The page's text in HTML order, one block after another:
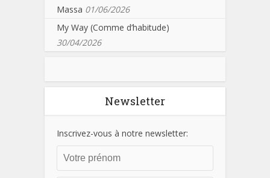
Massa 01/06/2026
My Way (Comme d’habitude)
30/04/2026
Newsletter
Inscrivez-vous à notre newsletter: